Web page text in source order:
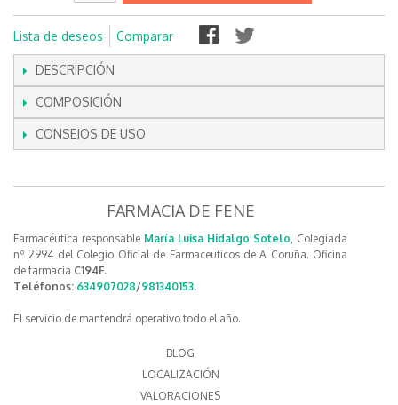
Lista de deseos Comparar
DESCRIPCIÓN
COMPOSICIÓN
CONSEJOS DE USO
FARMACIA DE FENE
Farmacéutica responsable María Luisa Hidalgo Sotelo, Colegiada
nº 2994 del Colegio Oficial de Farmaceuticos de A Coruña. Oficina
de farmacia C194F.
Teléfonos: 634907028/981340153.
El servicio de mantendrá operativo todo el año.
BLOG
LOCALIZACIÓN
VALORACIONES